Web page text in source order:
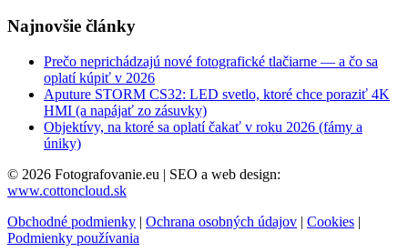
Najnovšie články
Prečo neprichádzajú nové fotografické tlačiarne — a čo sa
oplatí kúpiť v 2026
Aputure STORM CS32: LED svetlo, ktoré chce poraziť 4K
HMI (a napájať zo zásuvky)
Objektívy, na ktoré sa oplatí čakať v roku 2026 (fámy a
úniky)
© 2026 Fotografovanie.eu | SEO a web design:
www.cottoncloud.sk
Obchodné podmienky | Ochrana osobných údajov | Cookies |
Podmienky používania